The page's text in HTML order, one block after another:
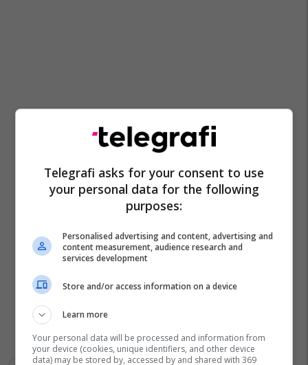
Telegrafi asks for your consent to use
your personal data for the following
purposes:
Personalised advertising and content, advertising and
content measurement, audience research and
services development
Store and/or access information on a device
Learn more
Your personal data will be processed and information from
your device (cookies, unique identifiers, and other device
data) may be stored by, accessed by and shared with 369